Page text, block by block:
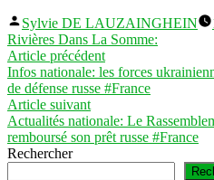
Publié
par
Sylvie DE LAUZAINGHEIN
Rivières Dans La Somme:
Navigation
de
l’article
Article précédentArticle
précédent :
Infos nationale: les forces
de défense russe #France
Article suivantArticle
suivant :
Actualités nationale: Le
remboursé son prêt russe #France
Rechercher